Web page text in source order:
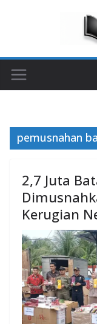
pemusnahan
2,7 Juta
Kerugian